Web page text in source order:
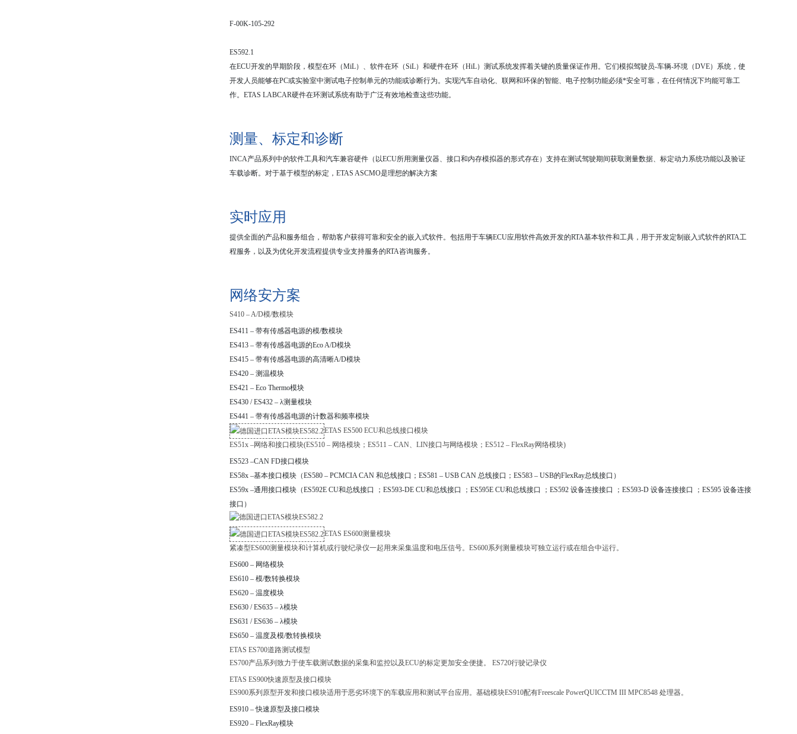
F-00K-105-292
ES592.1
在ECU开发的早期阶段，模型在环（MiL）、软件在环（SiL）和硬件在环（HiL）测试系统发挥着关键的质量保证作用。它们模拟驾驶员-车辆-环境（DVE）系统，使
开发人员能够在PC或实验室中测试电子控制单元的功能或诊断行为。实现汽车自动化、联网和环保的智能、电子控制功能必须*安全可靠，在任何情况下均能可靠工
作。 ETAS LABCAR硬件在环测试系统有助于广泛有效地检查这些功能。
测量、标定和诊断
INCA产品系列中的软件工具和汽车兼容硬件（以ECU所用测量仪器、接口和内存模拟器的形式存在）支持在测试驾驶期间获取测量数据、标定动力系统功能以及验证
车载诊断。对于基于模型的标定， ETAS ASCMO是理想的解决方案
实时应用
提供全面的产品和服务组合，帮助客户获得可靠和安全的嵌入式软件。包括用于车辆ECU应用软件高效开发的RTA基本软件和工具，用于开发定制嵌入式软件的RTA工
程服务，以及为优化开发流程提供专业支持服务的RTA咨询服务。
网络安方案
S410 – A/D模/数模块
ES411 – 带有传感器电源的模/数模块
ES413 – 带有传感器电源的Eco A/D模块
ES415 – 带有传感器电源的高清晰A/D模块
ES420 – 测温模块
ES421 – Eco Thermo模块
ES430 / ES432 – λ测量模块
ES441 – 带有传感器电源的计数器和频率模块
ETAS ES500 ECU和总线接口模块
ES51x –网络和接口模块(ES510 – 网络模块；ES511 – CAN、LIN接口与网络模块；ES512 – FlexRay网络模块)
ES523 –CAN FD接口模块
ES58x –基本接口模块（ES580 – PCMCIA CAN 和总线接口；ES581 – USB CAN 总线接口；ES583 – USB的FlexRay总线接口）
ES59x –通用接口模块（ES592E CU和总线接口 ；ES593-DE CU和总线接口 ；ES595E CU和总线接口 ；ES592 设备连接接口 ；ES593‑D 设备连接接口 ；ES595 设备连接
接口）
ETAS ES600测量模块
紧凑型ES600测量模块和计算机或行驶纪录仪一起用来采集温度和电压信号。ES600系列测量模块可独立运行或在组合中运行。
ES600 – 网络模块
ES610 – 模/数转换模块
ES620 – 温度模块
ES630 / ES635 – λ模块
ES631 / ES636 – λ模块
ES650 – 温度及模/数转换模块
ETAS ES700道路测试模型
ES700产品系列致力于使车载测试数据的采集和监控以及ECU的标定更加安全便捷。 ES720行驶记录仪
ETAS ES900快速原型及接口模块
ES900系列原型开发和接口模块适用于恶劣环境下的车载应用和测试平台应用。基础模块ES910配有Freescale PowerQUICCTM III MPC8548 处理器。
ES910 – 快速原型及接口模块
ES920 – FlexRay模块